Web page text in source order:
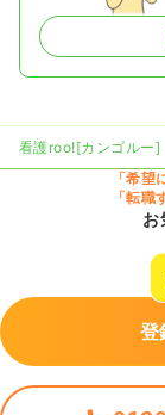
看護roo![カンゴルー]
「希望
「転
お
登